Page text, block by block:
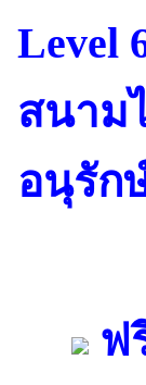
Level
สนาม
อนุรัก
ฟ